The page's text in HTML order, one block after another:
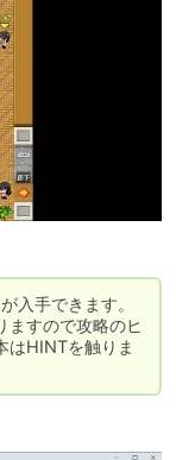
入手できます。
ますので攻略のヒ
はHINTを触りま